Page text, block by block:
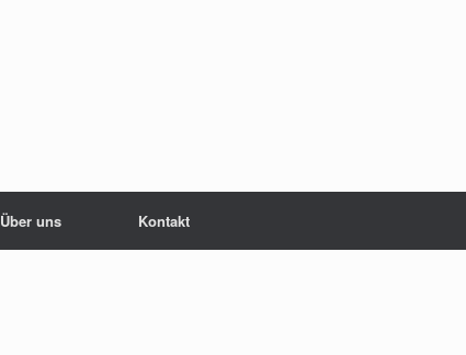
Über uns Kontakt